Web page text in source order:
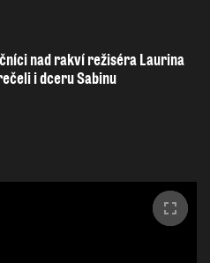
nad rakví režiséra Laurina
i dceru Sabinu